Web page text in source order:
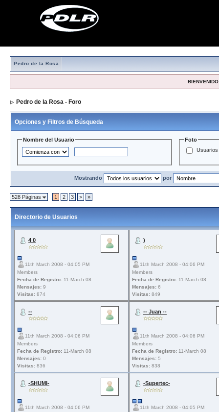
Pedro de la Rosa
Pedro de la Rosa - Foro
Opciones y Filtros de Búsqueda
Nombre del Usuario
Foto
Usuarios
Mostrando por
528 Páginas 1 2 3 > »
Directorio de Usuarios
4 0
11th March 2008 - 04:05 PM
Members
Fecha de Registro: 11-March 08
Mensajes: 9
Visitas: 874
)
11th March 2008 - 04:06 PM
Members
Fecha de Registro: 11-March 08
Mensajes: 6
Visitas: 849
--
11th March 2008 - 04:06 PM
Members
Fecha de Registro: 11-March 08
Mensajes: 0
Visitas: 836
-- Juan --
11th March 2008 - 04:06 PM
Members
Fecha de Registro: 11-March 08
Mensajes: 5
Visitas: 838
-SHUMI-
11th March 2008 - 04:06 PM
-Supertec-
11th March 2008 - 04:05 PM